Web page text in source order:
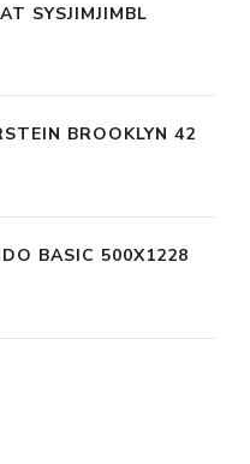
SYSJIMJIMBL
BROOKLYN 42
BASIC 500X1228